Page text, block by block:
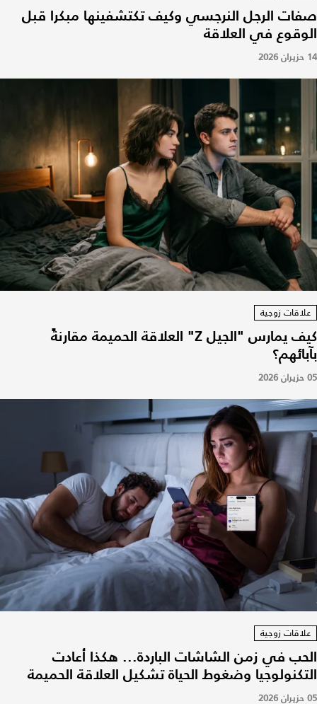
صفات الرجل النرجسي وكيف تكتشفينها مبكرا قبل
الوقوع في العلاقة
14 حزيران 2026
علاقات زوجية
كيف يمارس "الجيل Z" العلاقة الحميمة مقارنةً
بآبائهم؟
05 حزيران 2026
علاقات زوجية
الحب في زمن الشاشات الباردة... هكذا أعادت
التكنولوجيا وضغوط الحياة تشكيل العلاقة الحميمة
05 حزيران 2026